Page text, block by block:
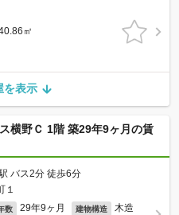
㎡
を表示
横野Ｃ 1階 築29年9ヶ月の賃
バス2分 徒歩6分
１
数 29年9ヶ月 建物構造 木造